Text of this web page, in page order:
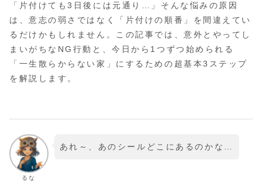
「片付けても3日後には元通り…」そんな悩みの原因
は、意志の弱さではなく「片付けの順番」を間違えてい
るだけかもしれません。この記事では、意外とやってし
まいがちなNG行動と、今日から1つずつ始められる
「一生散らからない家」にするための超基本3ステップ
を解説します。
るな
あれ～、あのシールどこにあるのかな…